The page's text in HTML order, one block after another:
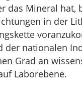
das Mineral hat,
in der
der nationalen
Grad an
Laborebene.